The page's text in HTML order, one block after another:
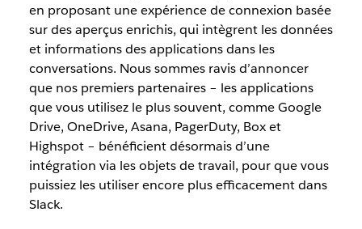
en proposant une expérience de connexion basée
sur des aperçus enrichis, qui intègrent les données
et informations des applications dans les
conversations. Nous sommes ravis d’annoncer
que nos premiers partenaires – les applications
que vous utilisez le plus souvent, commeGoogle
Drive, OneDrive, Asana, PagerDuty, Box et
Highspot – bénéficient désormais d’une
intégration via les objets de travail, pour que vous
puissiez les utiliser encore plus efficacement dans
Slack.